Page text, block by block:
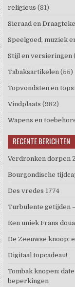
religieus (81)
Sieraad en
Speelgoed, muziek
Stijl en versieringen
Tabaksartikelen (55)
Topvondsten en
Vindplaats (982)
Wapens en
RECENTE BERICHTEN
Verdronken dorpen
Bourgondische
Des vredes 1774
Turbulente getijden
Een uniek Frans
De Zeeuwse knoop:
Digitaal topcadeau!
Tombak knopen:
beperkingen